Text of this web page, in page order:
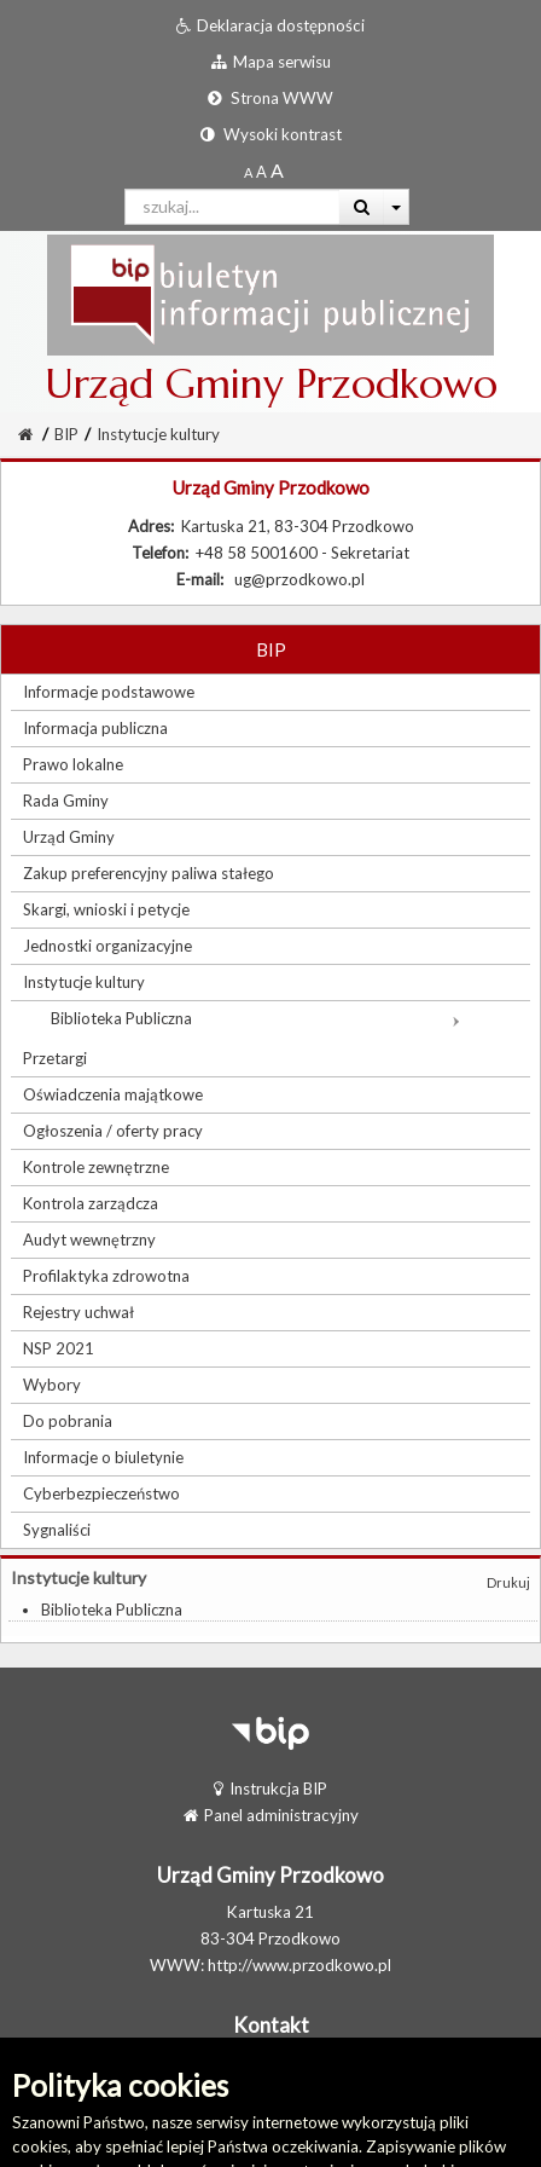
Polityka cookies
Szanowni Państwo, nasze serwisy internetowe wykorzystują pliki
cookies, aby spełniać lepiej Państwa oczekiwania. Zapisywanie plików
Deklaracja dostępności
Mapa serwisu
Strona WWW
Wysoki kontrast
Urząd Gminy Przodkowo
/ BIP / Instytucje kultury
Urząd Gminy Przodkowo
Adres: Kartuska 21, 83-304 Przodkowo
Telefon: +48 58 5001600 - Sekretariat
E-mail: ug@przodkowo.pl
BIP
Informacje podstawowe
Informacja publiczna
Prawo lokalne
Rada Gminy
Urząd Gminy
Zakup preferencyjny paliwa stałego
Skargi, wnioski i petycje
Jednostki organizacyjne
Instytucje kultury
Biblioteka Publiczna
Przetargi
Oświadczenia majątkowe
Ogłoszenia / oferty pracy
Kontrole zewnętrzne
Kontrola zarządcza
Audyt wewnętrzny
Profilaktyka zdrowotna
Rejestry uchwał
NSP 2021
Wybory
Do pobrania
Informacje o biuletynie
Cyberbezpieczeństwo
Sygnaliści
Drukuj
Instytucje kultury
Biblioteka Publiczna
Instrukcja BIP
Panel administracyjny
Urząd Gminy Przodkowo
Kartuska 21
83-304 Przodkowo
WWW:http://www.przodkowo.pl
Kontakt
E-MAIL:
Elektroniczna Skrzynka Podawcza